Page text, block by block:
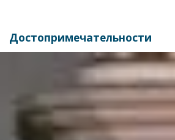
Достопримечательности